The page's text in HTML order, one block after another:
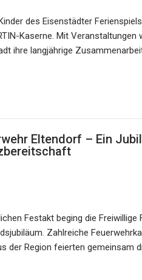
des Eisenstädter
Kaserne. Mit
ihre langjährige
Eltendorf – Ein
Festakt beging die
Zahlreiche
der Region feierten gemeinsam